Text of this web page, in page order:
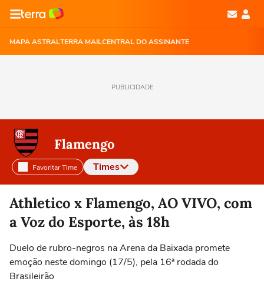
MAPA ASTRALTERRA MAILCENTRAL DO ASSINANTE
PUBLICIDADE
Flamengo
Favoritar Time Times
Selecione o time para ver as notícias
Athletico x Flamengo, AO VIVO, com
a Voz do Esporte, às 18h
Duelo de rubro-negros na Arena da Baixada promete
emoção neste domingo (17/5), pela 16ª rodada do
Brasileirão